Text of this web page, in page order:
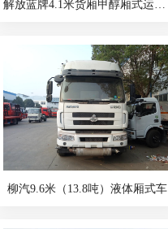
柳汽9.6米（13.8吨）液体厢式车